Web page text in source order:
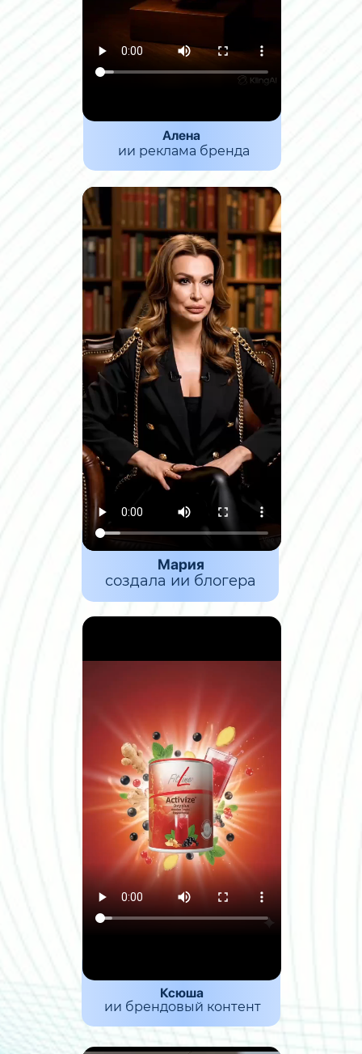
создала ии блогера
Мария
ии брендовый контент
Ксюша
ии реклама бренда
Алена